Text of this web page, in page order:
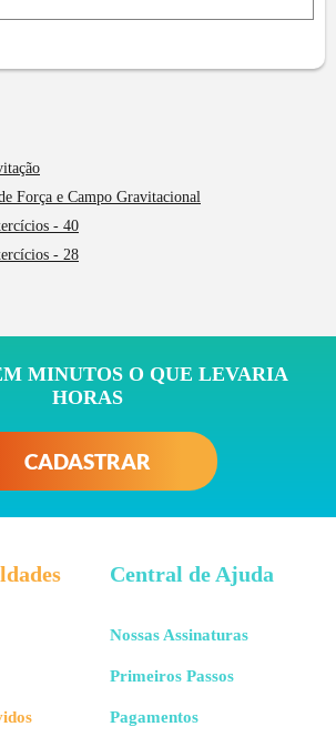
Força e Campo Gravitacional
- 40
- 28
MINUTOS O QUE LEVARIA
HORAS
CADASTRAR
Central de Ajuda
Nossas Assinaturas
Primeiros Passos
Pagamentos